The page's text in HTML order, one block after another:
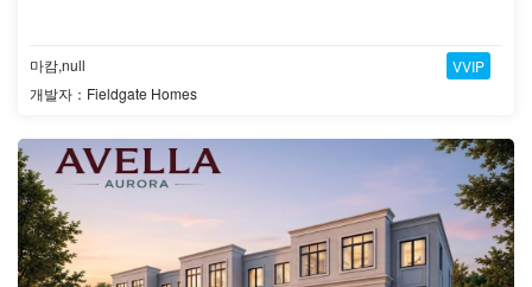
마캄,null
개발자：Fieldgate Homes
VVIP